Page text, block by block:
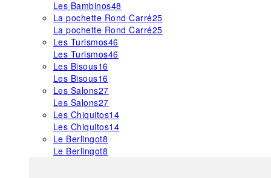
Les Bambinos48
La pochette Rond Carré25
La pochette Rond Carré25
Les Turismos46
Les Turismos46
Les Bisous16
Les Bisous16
Les Salons27
Les Salons27
Les Chiquitos14
Les Chiquitos14
Le Berlingot8
Le Berlingot8